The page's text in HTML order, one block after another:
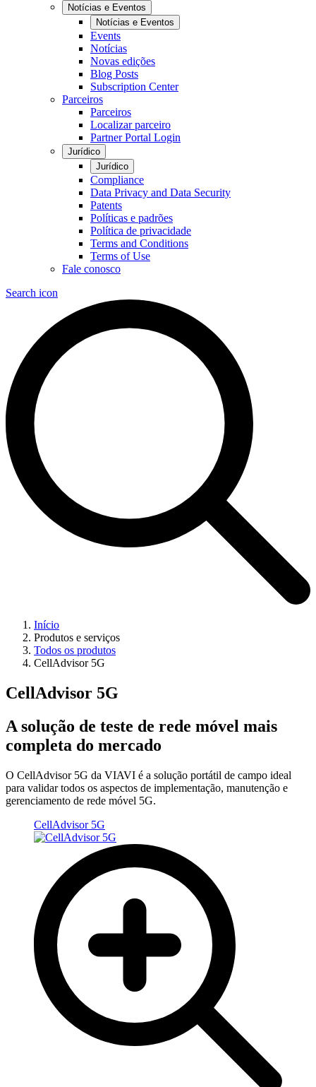
Notícias e Eventos
Notícias e Eventos
Events
Notícias
Novas edições
Blog Posts
Subscription Center
Parceiros
Parceiros
Localizar parceiro
Partner Portal Login
Jurídico
Jurídico
Compliance
Data Privacy and Data Security
Patents
Políticas e padrões
Política de privacidade
Terms and Conditions
Terms of Use
Fale conosco
Search icon
Início
Produtos e serviços
Todos os produtos
CellAdvisor 5G
CellAdvisor 5G
A solução de teste de rede móvel mais
completa do mercado
O CellAdvisor 5G da VIAVI é a solução portátil de campo ideal
para validar todos os aspectos de implementação, manutenção e
gerenciamento de rede móvel 5G.
CellAdvisor 5G